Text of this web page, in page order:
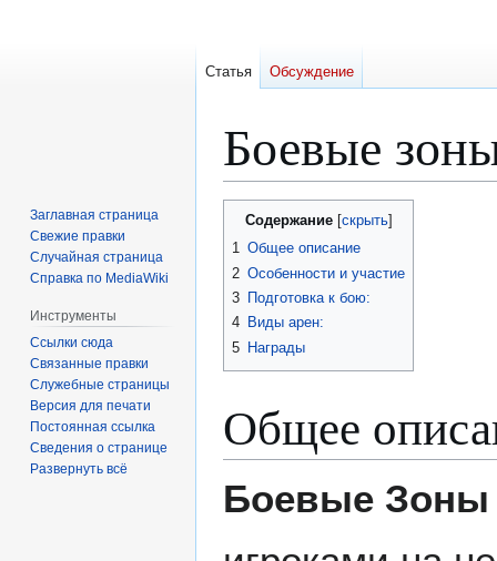
Боевые
Перейти
навигации
Перейти
Содержание
1 Общее описание
2 Особенности и участие
3 Подготовка к бою:
4 Виды арен:
5 Награды
Общее
Боевые Зоны
Статья Обсуждение
Заглавная страница
Свежие правки
Случайная страница
Справка по MediaWiki
Инструменты
Ссылки сюда
Связанные правки
Служебные страницы
Версия для печати
Постоянная ссылка
Сведения о странице
Развернуть всё